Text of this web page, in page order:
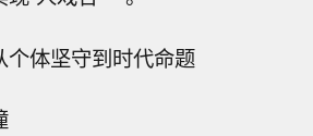
个体坚守到时代命题